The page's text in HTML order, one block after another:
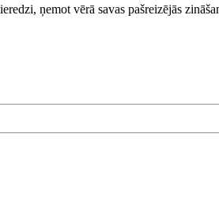
ņemot vērā savas pašreizējās